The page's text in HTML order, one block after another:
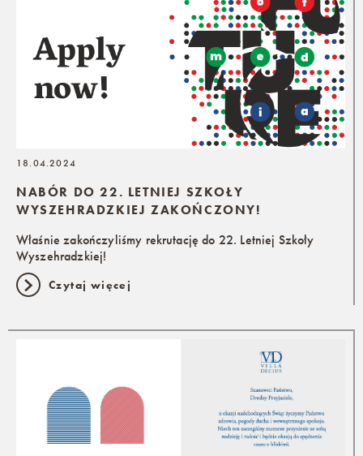
NABÓR DO 22. LETNIEJ SZKOŁY
WYSZEHRADZKIEJ ZAKOŃCZONY!
18.04.2024
Właśnie zakończyliśmy rekrutację do 22. Letniej Szkoły
Wyszehradzkiej!
Czytaj więcej